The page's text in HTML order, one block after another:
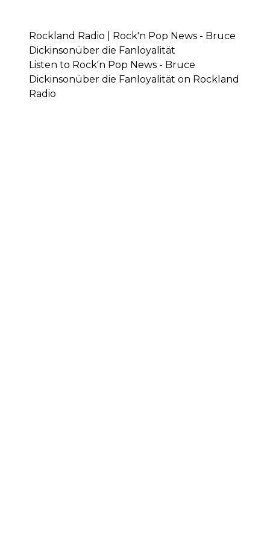
Rockland Radio | Rock'n Pop News - Bruce
Dickinsonüber die Fanloyalität
Listen to Rock'n Pop News - Bruce
Dickinsonüber die Fanloyalität on Rockland
Radio